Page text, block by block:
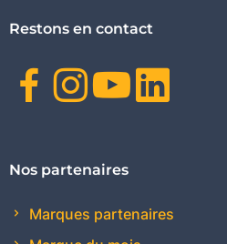
Restons en contact
Facebook
Nos partenaires
Marques partenaires